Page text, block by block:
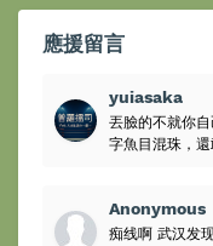
應援留言
yuiasaka
丟臉的不就你
字魚目混珠，還
Anonymous
痴线啊 武汉发